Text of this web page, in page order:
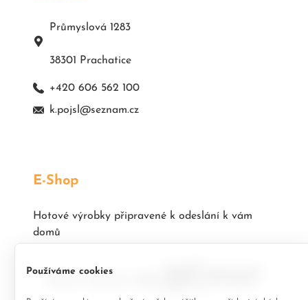
Průmyslová 1283
38301 Prachatice
+420 606 562 100
k.pojsl@seznam.cz
E-Shop
Hotové výrobky připravené k odeslání k vám
domů
Používáme cookies